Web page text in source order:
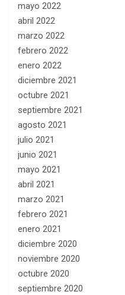
mayo 2022
abril 2022
marzo 2022
febrero 2022
enero 2022
diciembre 2021
octubre 2021
septiembre 2021
agosto 2021
julio 2021
junio 2021
mayo 2021
abril 2021
marzo 2021
febrero 2021
enero 2021
diciembre 2020
noviembre 2020
octubre 2020
septiembre 2020